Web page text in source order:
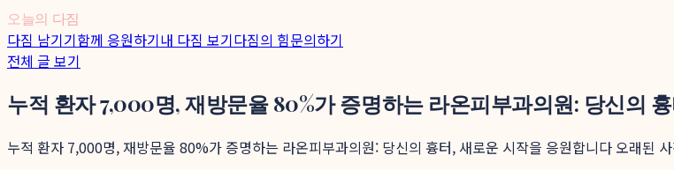
오늘의 다짐
다짐 남기기함께 응원하기내 다짐 보기다짐의 힘문의하기
전체 글 보기
누적 환자 7,000명, 재방문율 80%가 증명하는 라온피부과의원: 당신의
누적 환자 7,000명, 재방문율 80%가 증명하는 라온피부과의원: 당신의 흉터, 새로운 시작을 응원합니다 오래된